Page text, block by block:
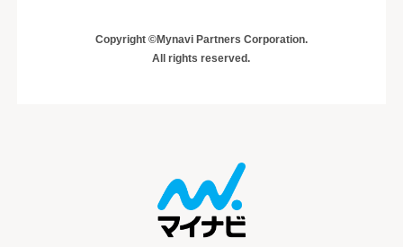
Copyright ©Mynavi Partners Corporation.
All rights reserved.